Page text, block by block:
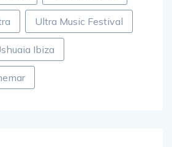
Ultra Music Festival
Ibiza